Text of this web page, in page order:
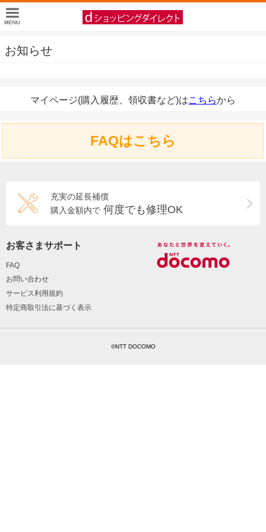
お知らせ
マイページ(購入履歴、領収書など)はこちらから
FAQはこちら
充実の延長補償
購入金額内で 何度でも修理OK
お客さまサポート
FAQ
お問い合わせ
サービス利用規約
特定商取引法に基づく表示
©NTT DOCOMO